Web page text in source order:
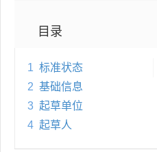
目录
1 标准状态
2 基础信息
3 起草单位
4 起草人